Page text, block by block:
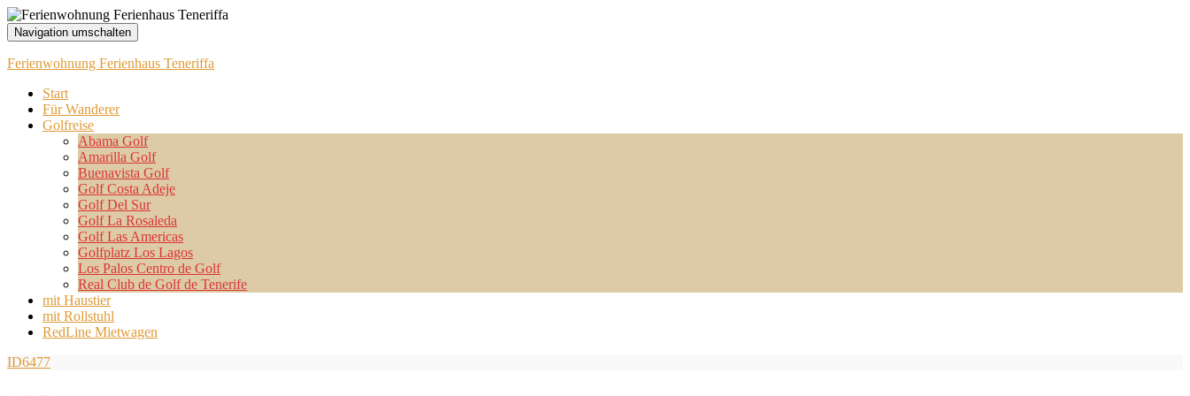
Navigation umschalten
Ferienwohnung Ferienhaus Teneriffa
Start
Für Wanderer
Golfreise
Abama Golf
Amarilla Golf
Buenavista Golf
Golf Costa Adeje
Golf Del Sur
Golf La Rosaleda
Golf Las Americas
Golfplatz Los Lagos
Los Palos Centro de Golf
Real Club de Golf de Tenerife
mit Haustier
mit Rollstuhl
RedLine Mietwagen
ID6477